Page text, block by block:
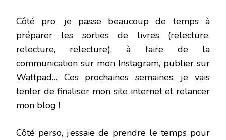
Côté pro, je passe beaucoup de temps à
préparer les sorties de livres (relecture,
relecture, relecture), à faire de la
communication sur mon Instagram, publier sur
Wattpad… Ces prochaines semaines, je vais
tenter de finaliser mon site internet et relancer
mon blog !
Côté perso, j’essaie de prendre le temps pour